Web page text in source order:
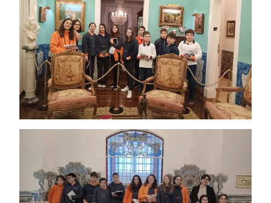
Admissão
Informações
APEE
Notícias